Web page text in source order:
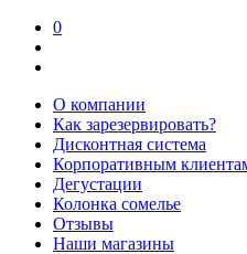
0
О компании
Как зарезервировать?
Дисконтная система
Корпоративным
Дегустации
Колонка сомелье
Отзывы
Наши магазины